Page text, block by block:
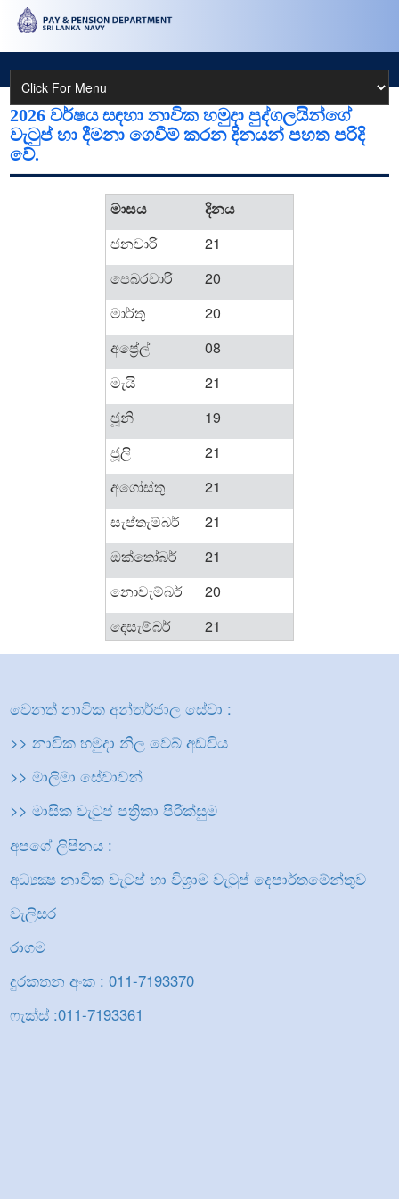
2026 වර්ෂය සඳහා නාවික හමුදා පුද්ගලයින්ගේ
වැටුප් හා දීමනා ‍ගෙවීම් කරන දිනයන් පහත පරිදි
වේ.
මාසය
දිනය
ජනවාරි
21
පෙබරවාරි
20
මාර්තු
20
අප්‍රේල්
08
මැයි
21
ජූනි
19
ජූලි
21
අගෝස්තු
21
සැප්තැම්බර්
21
ඔක්තෝබර්
21
නොවැම්බර්
20
දෙසැම්බර්
21
වෙනත් නාවික අන්තර්ජාල සේවා :
>> නාවික හමුදා නිල වෙබ් අඩවිය
>> මාලිමා සේවාවන්
>> මාසික වැටුප් පත්‍රිකා පිරික්සුම
අපගේ ලිපිනය :
අධ්‍යක්‍ෂ නාවික වැටුප් හා විශ්‍රාම වැටුප් දෙපාර්තමේන්තුව
වැලිසර
රාගම
දුරකතන අංක : 011-7193370
ෆැක්ස් :011-7193361